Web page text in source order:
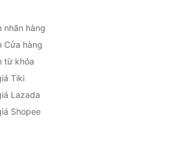
nhãn hàng
Cửa hàng
từ khóa
Tiki
Lazada
Shopee